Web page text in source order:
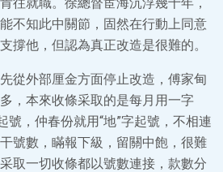
不知此中關節，固然在行動上同意
撐他，但認為真正改造是很難的。
從外部厘金方面停止改造，傅家甸
，本來收條采取的是每月用一字
號，仲春份就用“地”字起號，不相連
號數，瞞報下級，留關中飽，很難
取一切收條都以號數連接，款數分